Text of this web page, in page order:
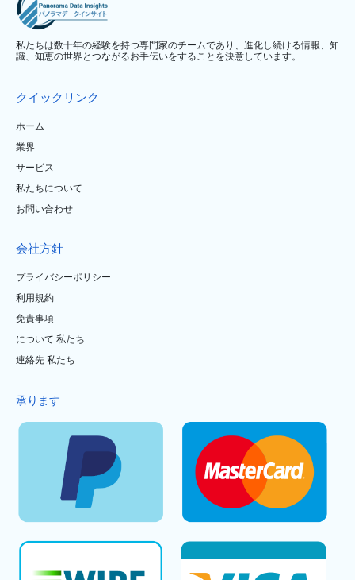
私たちは数十年の経験を持つ専門家のチームであり、進化し続ける情報、知
識、知恵の世界とつながるお手伝いをすることを決意しています。
クイックリンク
ホーム
業界
サービス
私たちについて
お問い合わせ
会社方針
プライバシーポリシー
利用規約
免責事項
について 私たち
連絡先 私たち
承ります